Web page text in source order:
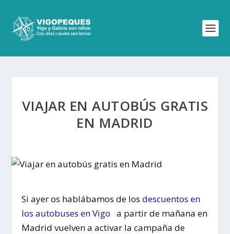
VIAJAR EN AUTOBÚS GRATIS
EN MADRID
Si ayer os hablábamos de losdescuentos en
los autobuses en Vigo a partir de mañana en
Madrid vuelven a activar la campaña de